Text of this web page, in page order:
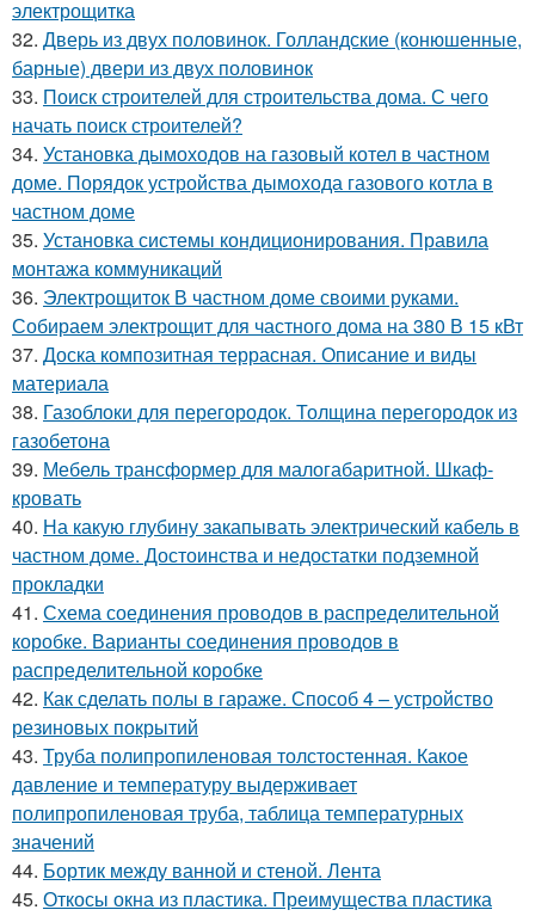
электрощитка
32. Дверь из двух половинок. Голландские (конюшенные,
барные) двери из двух половинок
33. Поиск строителей для строительства дома. С чего
начать поиск строителей?
34. Установка дымоходов на газовый котел в частном
доме. Порядок устройства дымохода газового котла в
частном доме
35. Установка системы кондиционирования. Правила
монтажа коммуникаций
36. Электрощиток В частном доме своими руками.
Собираем электрощит для частного дома на 380 В 15 кВт
37. Доска композитная террасная. Описание и виды
материала
38. Газоблоки для перегородок. Толщина перегородок из
газобетона
39. Мебель трансформер для малогабаритной. Шкаф-
кровать
40. На какую глубину закапывать электрический кабель в
частном доме. Достоинства и недостатки подземной
прокладки
41. Схема соединения проводов в распределительной
коробке. Варианты соединения проводов в
распределительной коробке
42. Как сделать полы в гараже. Способ 4 – устройство
резиновых покрытий
43. Труба полипропиленовая толстостенная. Какое
давление и температуру выдерживает
полипропиленовая труба, таблица температурных
значений
44. Бортик между ванной и стеной. Лента
45. Откосы окна из пластика. Преимущества пластика